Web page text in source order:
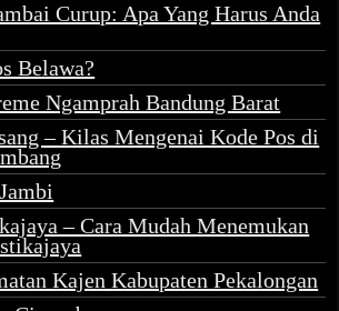
Curup: Apa Yang Harus Anda
Belawa?
Ngamprah Bandung Barat
– Kilas Mengenai Kode Pos di
– Cara Mudah Menemukan
Kajen Kabupaten Pekalongan